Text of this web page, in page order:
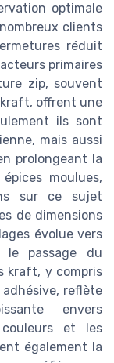
optimale
clients
réduit
primaires
zip, souvent
offrent une
ils sont
mais aussi
prolongeant la
moulues,
sur ce sujet
de dimensions
évolue vers
le passage du
kraft, y compris
reflète
envers
couleurs et les
également la